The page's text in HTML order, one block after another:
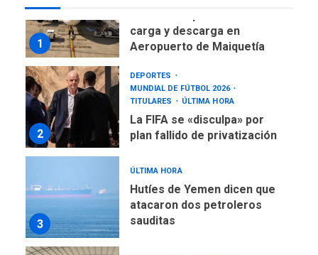
1
carga y descarga en
Aeropuerto de Maiquetía
2
DEPORTES
MUNDIAL DE FÚTBOL 2026
TITULARES
ÚLTIMA HORA
La FIFA se «disculpa» por
plan fallido de privatización
3
ÚLTIMA HORA
Hutíes de Yemen dicen que
atacaron dos petroleros
sauditas